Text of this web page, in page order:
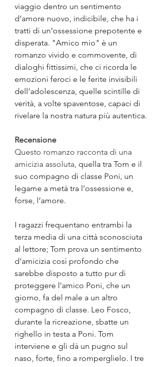
viaggio dentro un sentimento
d’amore nuovo, indicibile, che ha i
tratti di un’ossessione prepotente e
disperata. "Amico mio" è un
romanzo vivido e commovente, di
dialoghi fittissimi, che ci ricorda le
emozioni feroci e le ferite invisibili
dell’adolescenza, quelle scintille di
verità, a volte spaventose, capaci di
rivelare la nostra natura più autentica.
Recensione
Questo romanzo racconta di una
amicizia assoluta, quella tra Tom e il
suo compagno di classe Poni, un
legame a metà tra l’ossessione e,
forse, l’amore.
I ragazzi frequentano entrambi la
terza media di una città sconosciuta
al lettore; Tom prova un sentimento
d’amicizia così profondo che
sarebbe disposto a tutto pur di
proteggere l’amico Poni, che un
giorno, fa del male a un altro
compagno di classe. Leo Fosco,
durante la ricreazione, sbatte un
righello in testa a Poni. Tom
interviene e gli dà un pugno sul
naso, forte, fino a romperglielo. I tre